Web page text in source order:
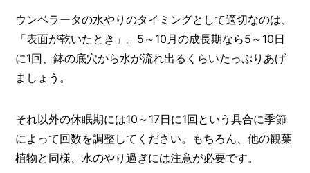
ウンベラータの水やりのタイミングとして適切なのは、
「表面が乾いたとき」。5～10月の成長期なら5～10日
に1回、鉢の底穴から水が流れ出るくらいたっぷりあげ
ましょう。
それ以外の休眠期には10～17日に1回という具合に季節
によって回数を調整してください。もちろん、他の観葉
植物と同様、水のやり過ぎには注意が必要です。